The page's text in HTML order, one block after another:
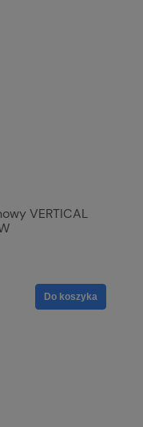
VERTICAL
Do koszyka